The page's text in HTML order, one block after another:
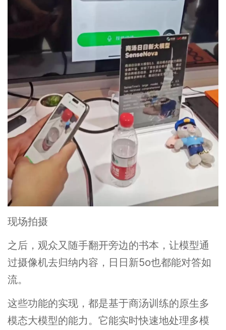
现场拍摄
之后，观众又随手翻开旁边的书本，让模型通
过摄像机去归纳内容，日日新5o也都能对答如
流。
这些功能的实现，都是基于商汤训练的原生多
模态大模型的能力。它能实时快速地处理多模